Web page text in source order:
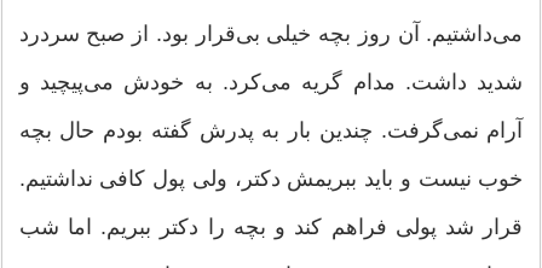
می‌داشتیم. آن روز بچه خیلی بی‌قرار بود. از صبح سردرد
شدید داشت. مدام گریه می‌کرد. به خودش می‌پیچید و
آرام نمی‌گرفت. چندین بار به پدرش گفته بودم حال بچه
خوب نیست و باید ببریمش دکتر، ولی پول کافی نداشتیم.
قرار شد پولی فراهم کند و بچه را دکتر ببریم. اما شب